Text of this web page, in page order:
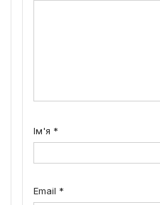
Ім'я *
Email *